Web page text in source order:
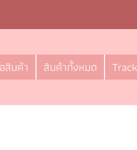
สินค้า สินค้าทั้งหมด